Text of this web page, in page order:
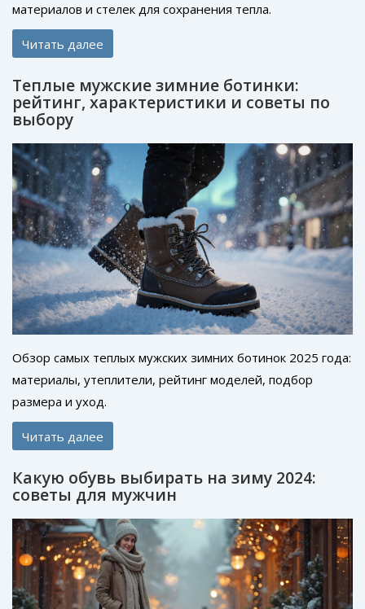
материалов и стелек для сохранения тепла.
Читать далее
Теплые мужские зимние ботинки:
рейтинг, характеристики и советы по
выбору
Обзор самых теплых мужских зимних ботинок 2025 года:
материалы, утеплители, рейтинг моделей, подбор
размера и уход.
Читать далее
Какую обувь выбирать на зиму 2024:
советы для мужчин